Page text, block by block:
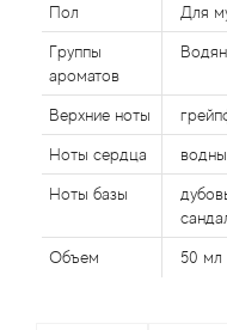
Пол Для
Группы
ароматов
Верхние ноты
Ноты сердца
Ноты базы
Объем 50 мл
Afnan
Agatha Ruiz de la
Agent Provocateur